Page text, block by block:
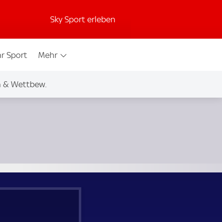
Sky Sport erleben
Sport Mehr
& Wettbew.